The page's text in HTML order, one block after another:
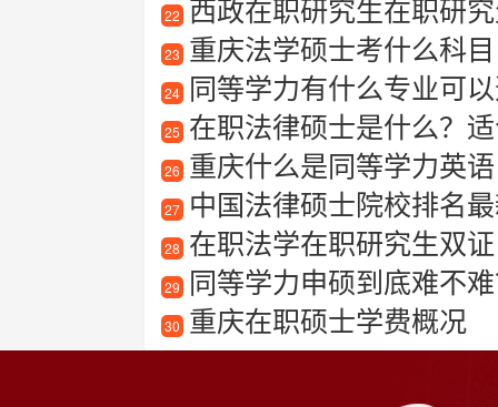
22 西政在职研究生在职研
23 重庆法学硕士考什么科目
24 同等学力有什么专业可
25 在职法律硕士是什么？
26 重庆什么是同等学力英语
27 中国法律硕士院校排名
28 在职法学在职研究生双证
29 同等学力申硕到底难不
30 重庆在职硕士学费概况